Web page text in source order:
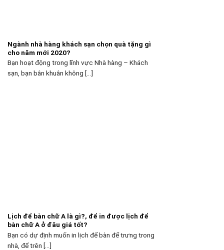
Ngành nhà hàng khách sạn chọn quà tặng gì
cho năm mới 2020?
Bạn hoạt động trong lĩnh vực Nhà hàng – Khách
sạn, bạn bân khuân không [...]
Lịch để bàn chữ A là gì?, để in được lịch để
bàn chữ A ở đâu giá tốt?
Bạn có dự định muốn in lịch để bàn để trưng trong
nhà, để trên [...]